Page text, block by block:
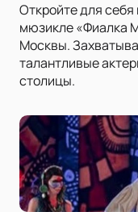
Откройте для
мюзикле «Фиалка
Москвы.
талантливые
столицы.